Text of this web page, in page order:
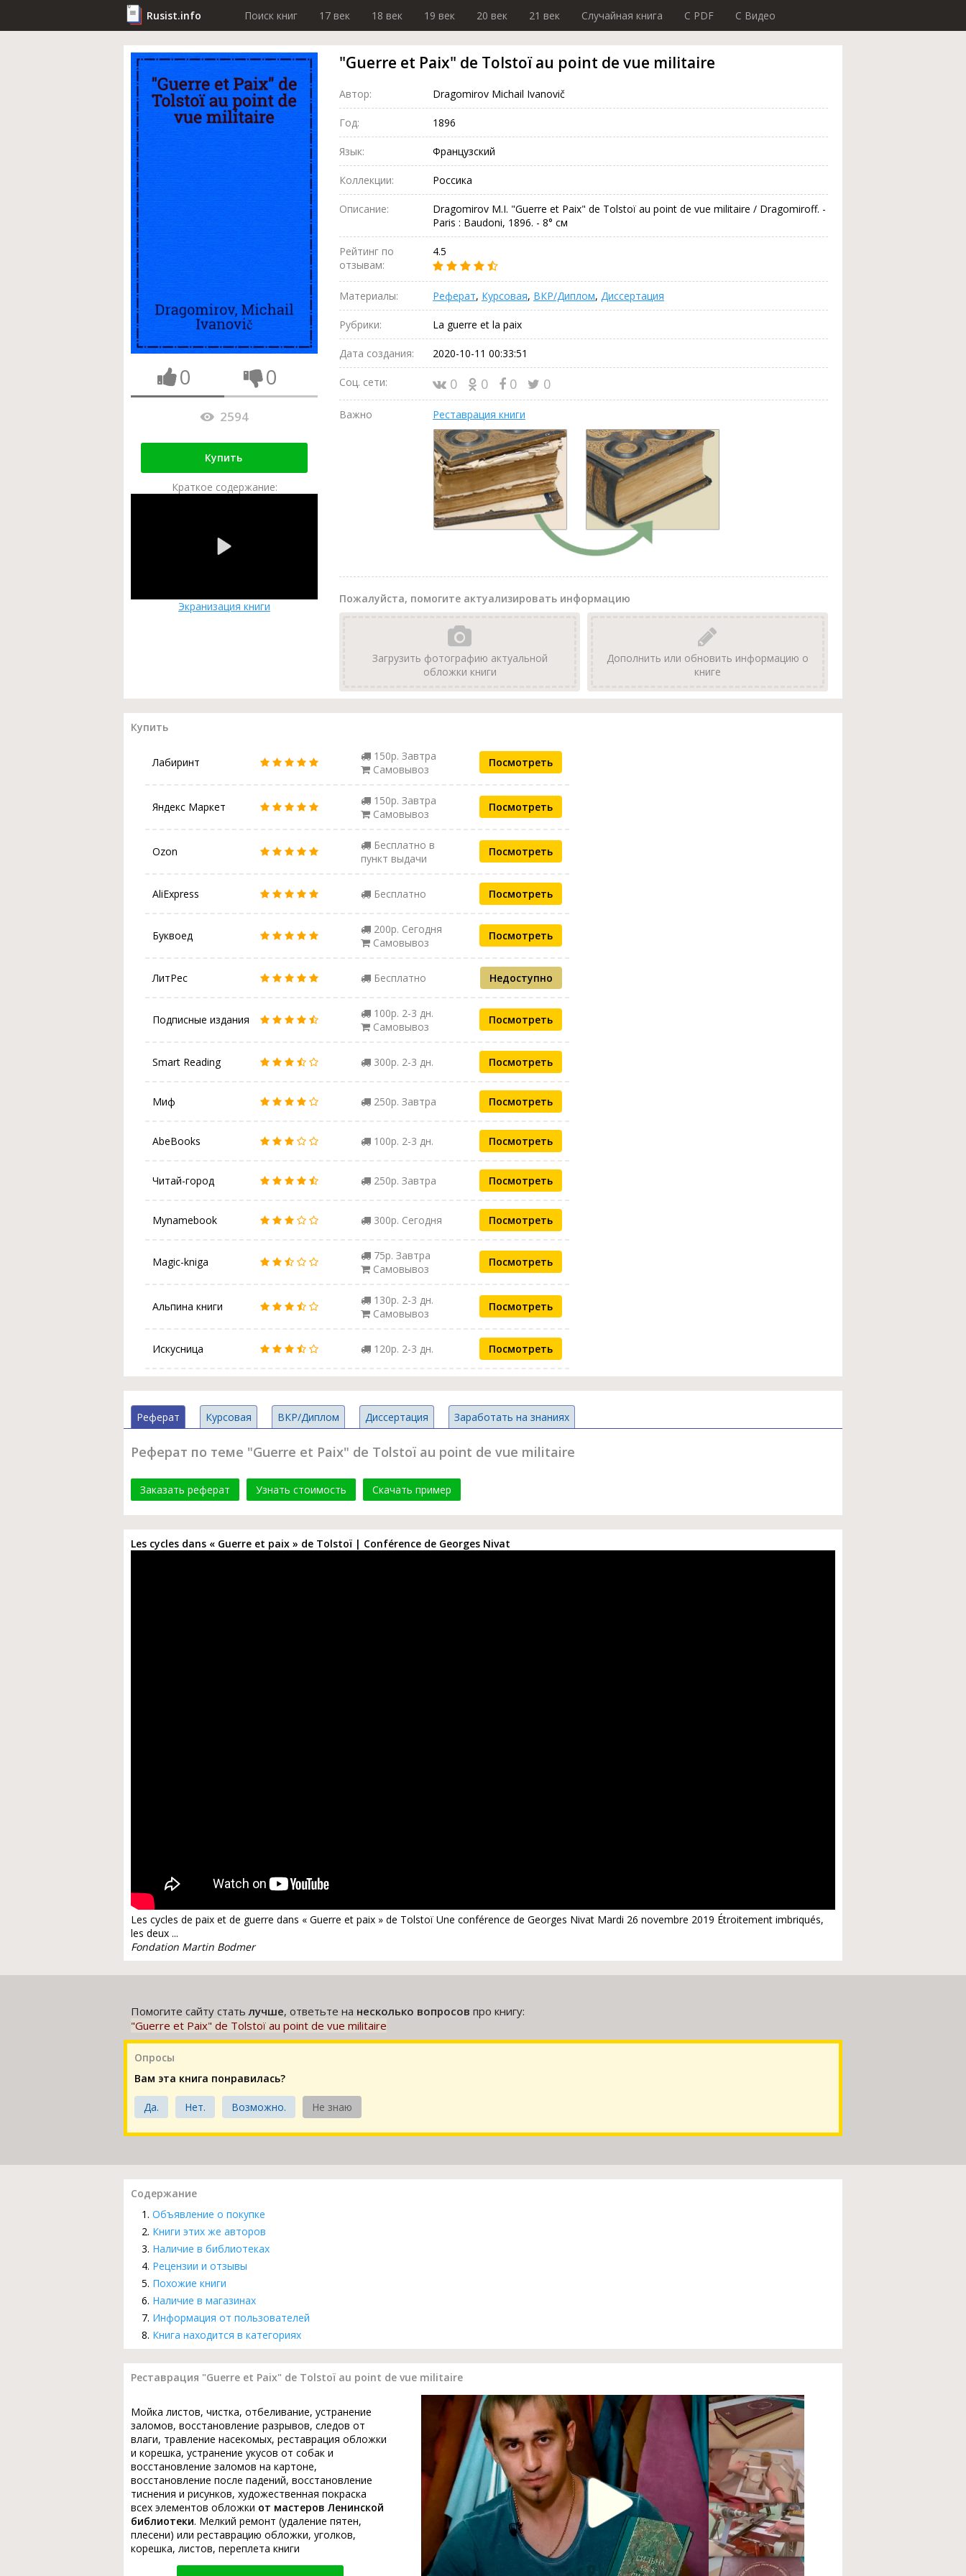
Rusist.info Поиск книг 17 век 18 век 19 век 20 век 21 век Случайная книга C PDF C Видео
0 0
2594
Купить
Краткое содержание:
Экранизация книги
"Guerre et Paix" de Tolstoï au point de vue militaire
Автор: Dragomirov Michail Ivanovič
Год: 1896
Язык: Французский
Коллекции: Россика
Описание:
Dragomirov M.I. "Guerre et Paix" de Tolstoï au point de vue militaire / Dragomiroff. -
Paris : Baudoni, 1896. - 8° см
Рейтинг по
отзывам:
4.5
Материалы: Реферат, Курсовая, ВКР/Диплом, Диссертация
Рубрики: La guerre et la paix
Дата создания: 2020-10-11 00:33:51
Соц. сети: 0 0 0 0
Важно Реставрация книги
Пожалуйста, помогите актуализировать информацию
Загрузить фотографию актуальной
обложки книги
Дополнить или обновить информацию о
книге
Купить
Лабиринт
150р. Завтра
Самовывоз
Посмотреть
Яндекс Маркет
150р. Завтра
Самовывоз
Посмотреть
Ozon
Бесплатно в
пункт выдачи
Посмотреть
AliExpress Бесплатно Посмотреть
Буквоед
200р. Сегодня
Самовывоз
Посмотреть
ЛитРес Бесплатно Недоступно
Подписные издания
100р. 2-3 дн.
Самовывоз
Посмотреть
Smart Reading 300р. 2-3 дн. Посмотреть
Миф 250р. Завтра Посмотреть
AbeBooks 100р. 2-3 дн. Посмотреть
Читай-город 250р. Завтра Посмотреть
Mynamebook 300р. Сегодня Посмотреть
Magic-kniga
75р. Завтра
Самовывоз
Посмотреть
Альпина книги
130р. 2-3 дн.
Самовывоз
Посмотреть
Искусница 120р. 2-3 дн. Посмотреть
Реферат Курсовая ВКР/Диплом Диссертация Заработать на знаниях
Реферат по теме "Guerre et Paix" de Tolstoï au point de vue militaire
Заказать реферат Узнать стоимость Скачать пример
Les cycles dans « Guerre et paix » de Tolstoï | Conférence de Georges Nivat
Les cycles de paix et de guerre dans « Guerre et paix » de Tolstoï Une conférence de Georges Nivat Mardi 26 novembre 2019 Étroitement imbriqués,
les deux ...
Fondation Martin Bodmer
Помогите сайту статьлучше, ответьте на несколько вопросов про книгу:
"Guerre et Paix" de Tolstoï au point de vue militaire
Опросы
Вам эта книга понравилась?
Да. Нет. Возможно. Не знаю
Содержание
Объявление о покупке
Книги этих же авторов
Наличие в библиотеках
Рецензии и отзывы
Похожие книги
Наличие в магазинах
Информация от пользователей
Книга находится в категориях
Реставрация "Guerre et Paix" de Tolstoï au point de vue militaire
Мойка листов, чистка, отбеливание, устранение
заломов, восстановление разрывов, следов от
влаги, травление насекомых, реставрация обложки
и корешка, устранение укусов от собак и
восстановление заломов на картоне,
восстановление после падений, восстановление
тиснения и рисунков, художественная покраска
всех элементов обложки от мастеров Ленинской
библиотеки. Мелкий ремонт (удаление пятен,
плесени) или реставрацию обложки, уголков,
корешка, листов, переплета книги